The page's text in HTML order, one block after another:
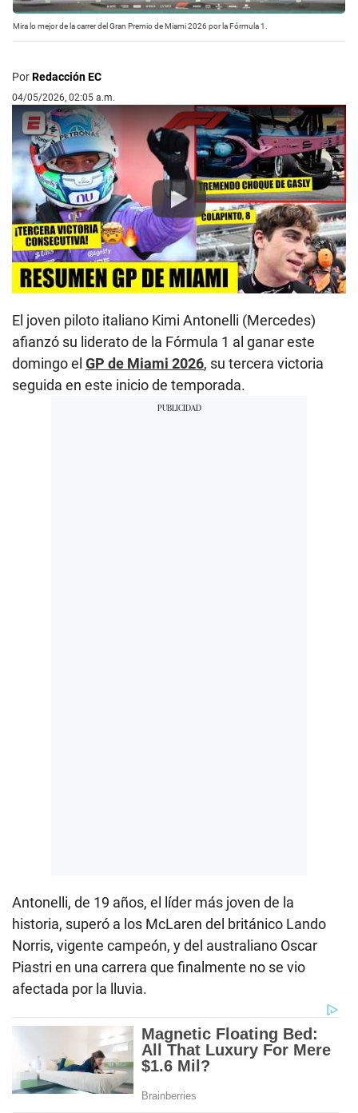
Mira lo mejor de la carrer del Gran Premio de Miami 2026 por la Fórmula 1.
PorRedacción EC
04/05/2026, 02:05 a.m.
Play
El joven piloto italiano Kimi Antonelli (Mercedes)
afianzó su liderato de la Fórmula 1 al ganar este
domingo el GP de Miami 2026, su tercera victoria
seguida en este inicio de temporada.
Antonelli, de 19 años, el líder más joven de la
historia, superó a los McLaren del británico Lando
Norris, vigente campeón, y del australiano Oscar
Piastri en una carrera que finalmente no se vio
afectada por la lluvia.